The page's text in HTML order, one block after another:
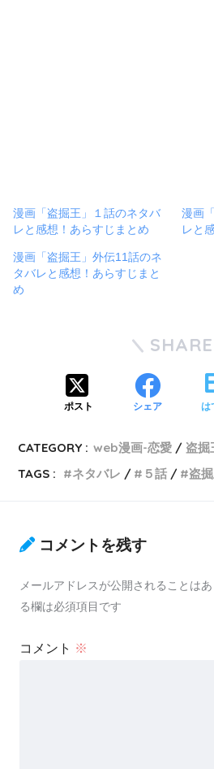
漫画「盗掘王」１話のネタバ
レと感想！あらすじまとめ
漫画
レと
漫画「盗掘王」外伝11話のネ
タバレと感想！あらすじまと
め
SHARE
ポスト シェア は
CATEGORY : web漫画-恋愛
盗掘
TAGS :
ネタバレ ５話 盗
コメントを残す
メールアドレスが公開されることはあ
る欄は必須項目です
コメント ※